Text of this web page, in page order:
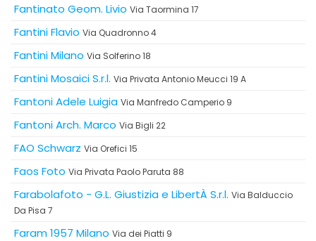
Fantinato Geom. Livio Via Taormina 17
Fantini Flavio Via Quadronno 4
Fantini Milano Via Solferino 18
Fantini Mosaici S.r.l. Via Privata Antonio Meucci 19 A
Fantoni Adele Luigia Via Manfredo Camperio 9
Fantoni Arch. Marco Via Bigli 22
FAO Schwarz Via Orefici 15
Faos Foto Via Privata Paolo Paruta 88
Farabolafoto - G.L. Giustizia e LibertÀ S.r.l. Via Balduccio
Da Pisa 7
Faram 1957 Milano Via dei Piatti 9